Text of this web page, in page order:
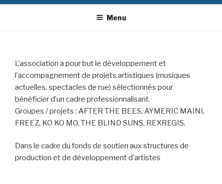
Menu
L’association a pour but le développement et
l’accompagnement de projets artistiques (musiques
actuelles, spectacles de rue) sélectionnés pour
bénéficier d’un cadre professionnalisant.
Groupes / projets : AFTER THE BEES, AYMERIC MAINI,
FREEZ, KO KO MO, THE BLIND SUNS, REXREGIS.
Dans le cadre du fonds de soutien aux structures de
production et de développement d’artistes